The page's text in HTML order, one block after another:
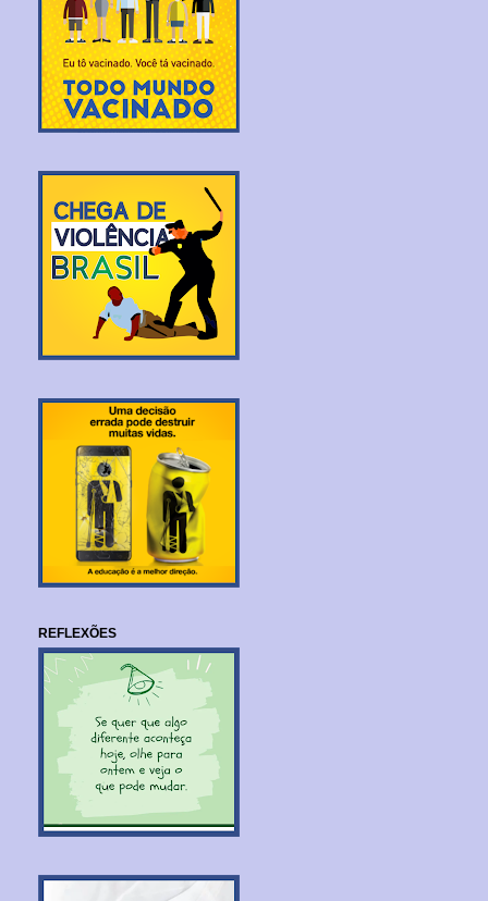
REFLEXÕES